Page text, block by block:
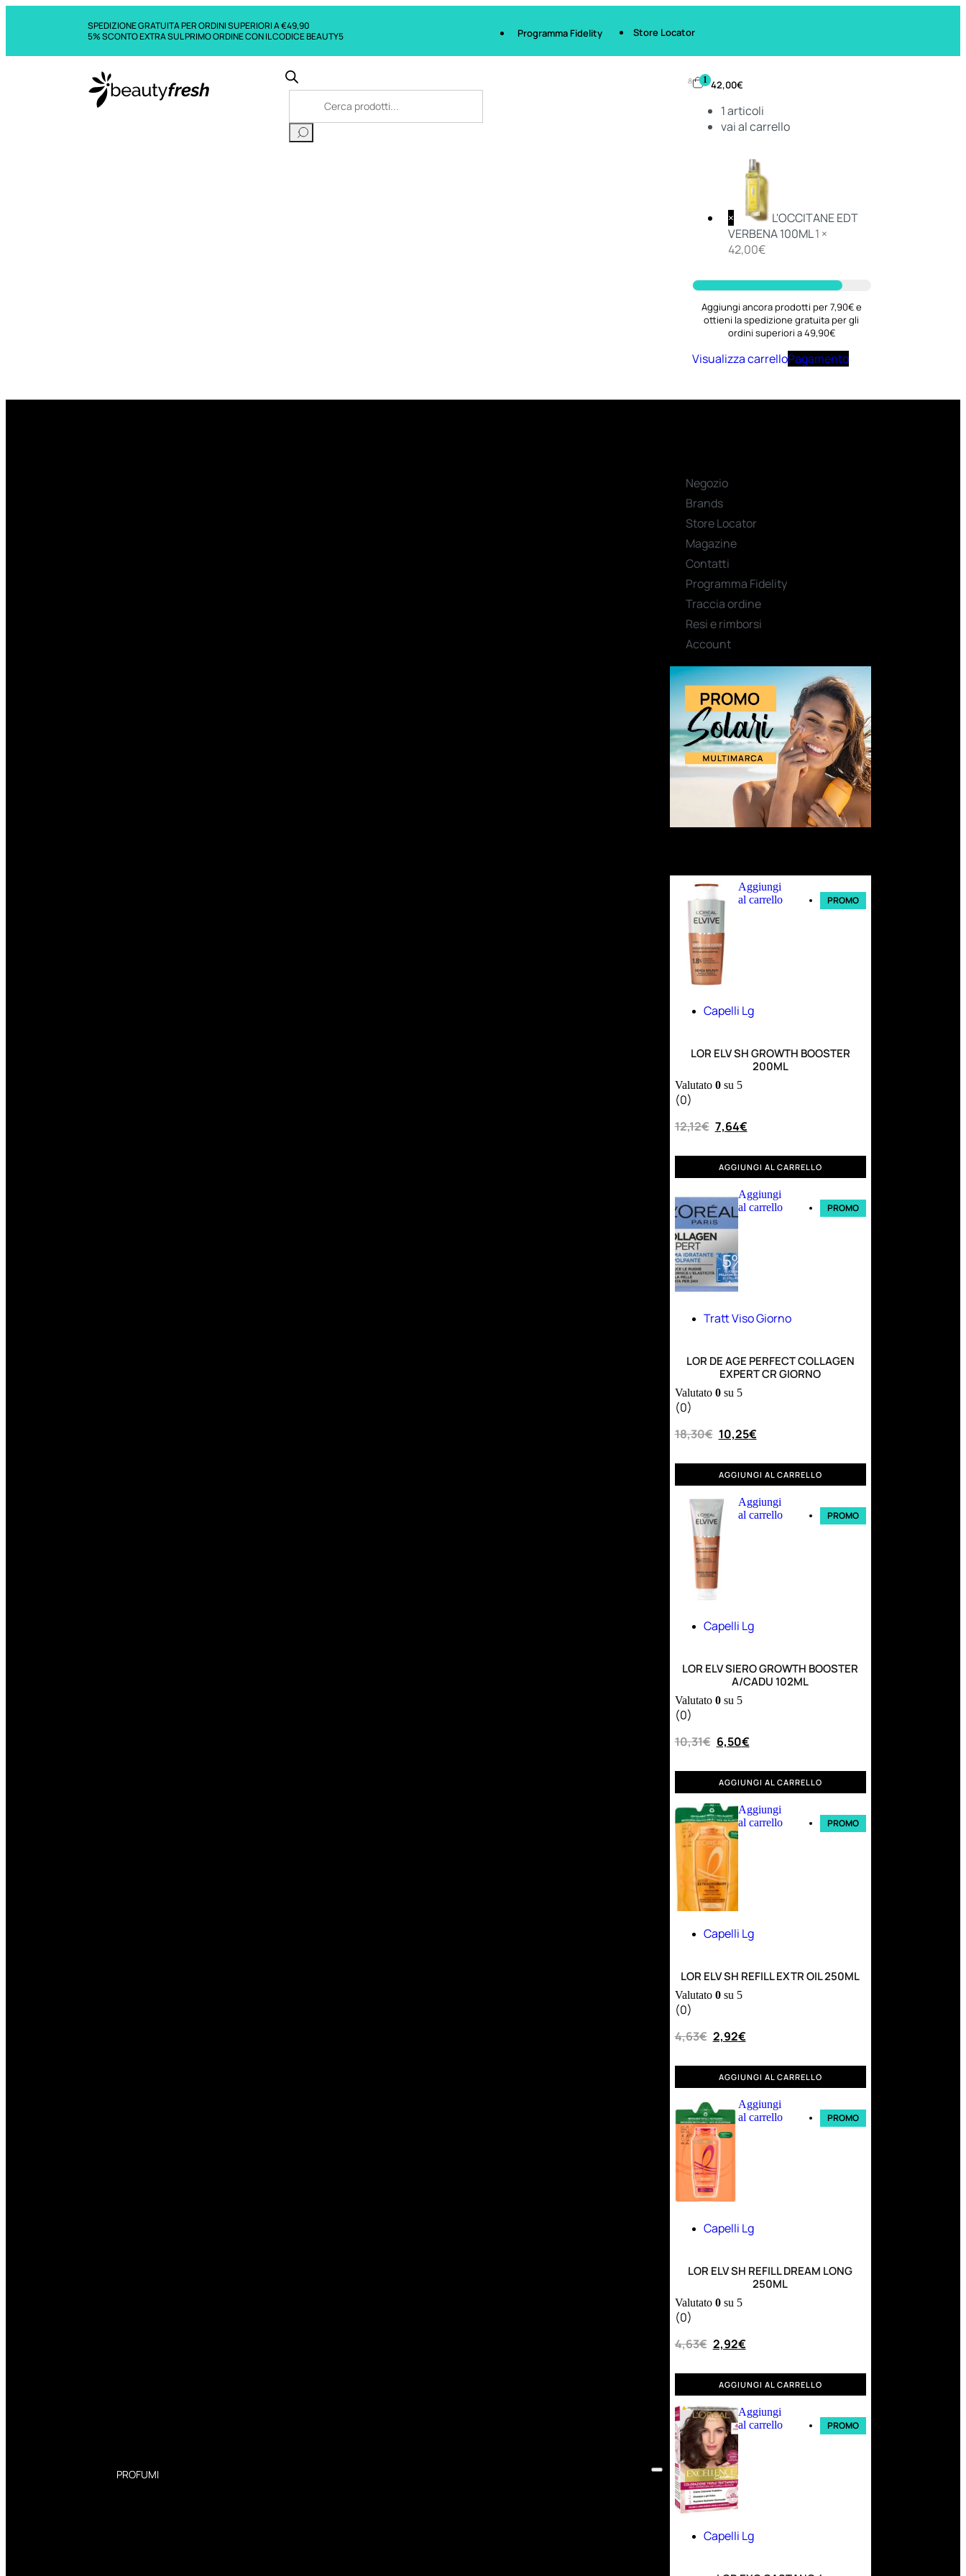
SPEDIZIONE GRATUITA PER ORDINI SUPERIORI A €49,90
5% SCONTO EXTRA SUL PRIMO ORDINE CON IL CODICE BEAUTY5
Programma Fidelity Store Locator
1 42,00€
1articoli
vai al carrello
×
L'OCCITANE EDT
VERBENA 100ML1 ×
42,00€
Aggiungi ancora prodotti per 7,90€ e
ottieni la spedizione gratuita per gli
ordini superiori a 49,90€
Visualizza carrelloPagamento
PROFUMI
Negozio
Brands
Store Locator
Magazine
Contatti
Programma Fidelity
Traccia ordine
Resi e rimborsi
Account
Aggiungi
al carrello
PROMO
Capelli Lg
LOR ELV SH GROWTH BOOSTER
200ML
Valutato 0su 5
(0)
12,12€ 7,64€
AGGIUNGI AL CARRELLO
Aggiungi
al carrello
PROMO
Tratt Viso Giorno
LOR DE AGE PERFECT COLLAGEN
EXPERT CR GIORNO
Valutato 0su 5
(0)
18,30€ 10,25€
AGGIUNGI AL CARRELLO
Aggiungi
al carrello
PROMO
Capelli Lg
LOR ELV SIERO GROWTH BOOSTER
A/CADU 102ML
Valutato 0su 5
(0)
10,31€ 6,50€
AGGIUNGI AL CARRELLO
Aggiungi
al carrello
PROMO
Capelli Lg
LOR ELV SH REFILL EXTR OIL 250ML
Valutato 0su 5
(0)
4,63€ 2,92€
AGGIUNGI AL CARRELLO
Aggiungi
al carrello
PROMO
Capelli Lg
LOR ELV SH REFILL DREAM LONG
250ML
Valutato 0su 5
(0)
4,63€ 2,92€
AGGIUNGI AL CARRELLO
Aggiungi
al carrello
PROMO
Capelli Lg